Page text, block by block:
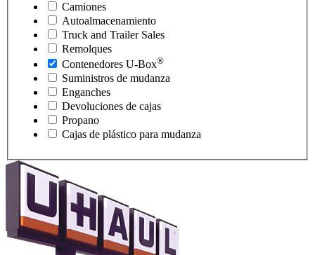
Camiones
Autoalmacenamiento
Truck and Trailer Sales
Remolques
Contenedores U-Box®
Suministros de mudanza
Enganches
Devoluciones de cajas
Propano
Cajas de plástico para mudanza